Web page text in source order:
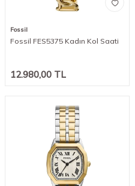
Fossil
Fossil FES5375 Kadın Kol Saati
12.980,00 TL